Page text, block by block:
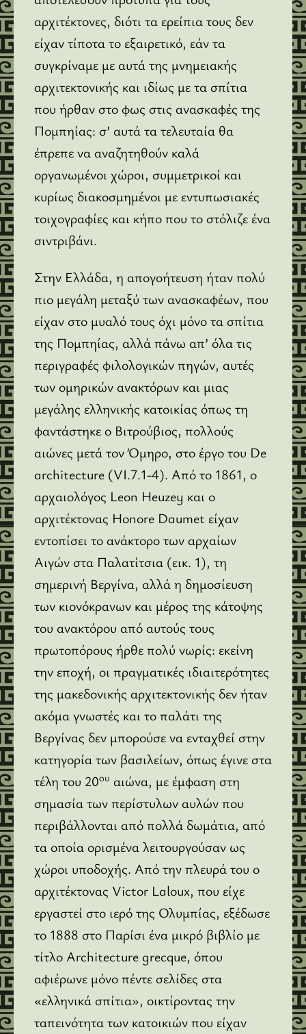
αρχιτέκτονες, διότι τα ερείπια τους δεν
είχαν τίποτα το εξαιρετικό, εάν τα
συγκρίναμε με αυτά της μνημειακής
αρχιτεκτονικής και ιδίως με τα σπίτια
που ήρθαν στο φως στις ανασκαφές της
Πομπηίας: σ’ αυτά τα τελευταία θα
έπρεπε να αναζητηθούν καλά
οργανωμένοι χώροι, συμμετρικοί και
κυρίως διακοσμημένοι με εντυπωσιακές
τοιχογραφίες και κήπο που το στόλιζε ένα
σιντριβάνι.
Στην Ελλάδα, η απογοήτευση ήταν πολύ
πιο μεγάλη μεταξύ των ανασκαφέων, που
είχαν στο μυαλό τους όχι μόνο τα σπίτια
της Πομπηίας, αλλά πάνω απ’ όλα τις
περιγραφές φιλολογικών πηγών, αυτές
των ομηρικών ανακτόρων και μιας
μεγάλης ελληνικής κατοικίας όπως τη
φαντάστηκε ο Βιτρούβιος, πολλούς
αιώνες μετά τον Όμηρο, στο έργο του De
architecture (VI.7.1-4). Από το 1861, ο
αρχαιολόγος Leon Heuzey και ο
αρχιτέκτονας Honore Daumet είχαν
εντοπίσει το ανάκτορο των αρχαίων
Αιγών στα Παλατίτσια (εικ. 1), τη
σημερινή Βεργίνα, αλλά η δημοσίευση
των κιονόκρανων και μέρος της κάτοψης
του ανακτόρου από αυτούς τους
πρωτοπόρους ήρθε πολύ νωρίς: εκείνη
την εποχή, οι πραγματικές ιδιαιτερότητες
της μακεδονικής αρχιτεκτονικής δεν ήταν
ακόμα γνωστές και το παλάτι της
Βεργίνας δεν μπορούσε να ενταχθεί στην
κατηγορία των βασιλείων, όπως έγινε στα
τέλη του 20ου αιώνα, με έμφαση στη
σημασία των περίστυλων αυλών που
περιβάλλονται από πολλά δωμάτια, από
τα οποία ορισμένα λειτουργούσαν ως
χώροι υποδοχής. Από την πλευρά του ο
αρχιτέκτονας Victor Laloux, που είχε
εργαστεί στο ιερό της Ολυμπίας, εξέδωσε
το 1888 στο Παρίσι ένα μικρό βιβλίο με
τίτλο Architecture grecque, όπου
αφιέρωνε μόνο πέντε σελίδες στα
«ελληνικά σπίτια», οικτίροντας την
ταπεινότητα των κατοικιών που είχαν